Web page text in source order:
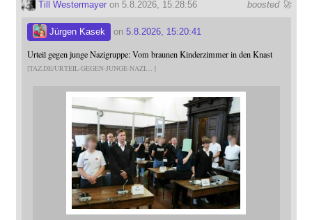
boosted 🚀
Till Westermayeron 5.8.2026, 15:28:56
Jürgen Kasek on 5.8.2026, 15:20:41
Urteil gegen junge Nazigruppe: Vom braunen Kinderzimmer in den Knast
TAZ.DE/URTEIL-GEGEN-JUNGE-NAZI